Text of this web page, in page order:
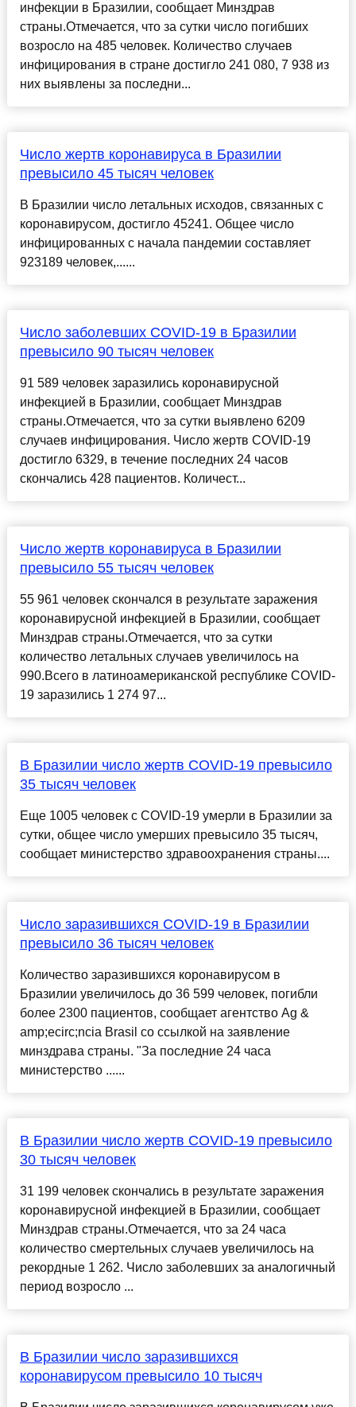
инфекции в Бразилии, сообщает Минздрав
страны.Отмечается, что за сутки число погибших
возросло на 485 человек. Количество случаев
инфицирования в стране достигло 241 080, 7 938 из
них выявлены за последни...
Число жертв коронавируса в Бразилии
превысило 45 тысяч человек
В Бразилии число летальных исходов, связанных с
коронавирусом, достигло 45241. Общее число
инфицированных с начала пандемии составляет
923189 человек,......
Число заболевших COVID-19 в Бразилии
превысило 90 тысяч человек
91 589 человек заразились коронавирусной
инфекцией в Бразилии, сообщает Минздрав
страны.Отмечается, что за сутки выявлено 6209
случаев инфицирования. Число жертв COVID-19
достигло 6329, в течение последних 24 часов
скончались 428 пациентов. Количест...
Число жертв коронавируса в Бразилии
превысило 55 тысяч человек
55 961 человек скончался в результате заражения
коронавирусной инфекцией в Бразилии, сообщает
Минздрав страны.Отмечается, что за сутки
количество летальных случаев увеличилось на
990.Всего в латиноамериканской республике COVID-
19 заразились 1 274 97...
В Бразилии число жертв COVID-19 превысило
35 тысяч человек
Еще 1005 человек с COVID-19 умерли в Бразилии за
сутки, общее число умерших превысило 35 тысяч,
сообщает министерство здравоохранения страны....
Число заразившихся COVID-19 в Бразилии
превысило 36 тысяч человек
Количество заразившихся коронавирусом в
Бразилии увеличилось до 36 599 человек, погибли
более 2300 пациентов, сообщает агентство Ag &
amp;ecirc;ncia Brasil со ссылкой на заявление
минздрава страны. "За последние 24 часа
министерство ......
В Бразилии число жертв COVID-19 превысило
30 тысяч человек
31 199 человек скончались в результате заражения
коронавирусной инфекцией в Бразилии, сообщает
Минздрав страны.Отмечается, что за 24 часа
количество смертельных случаев увеличилось на
рекордные 1 262. Число заболевших за аналогичный
период возросло ...
В Бразилии число заразившихся
коронавирусом превысило 10 тысяч